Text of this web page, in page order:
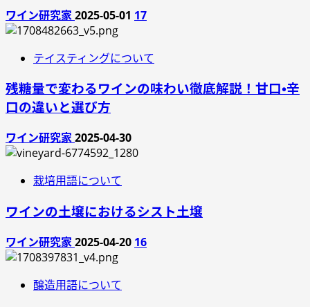
ワイン研究家2025-05-01 17
テイスティングについて
残糖量で変わるワインの味わい徹底解説！甘口・辛
口の違いと選び方
ワイン研究家2025-04-30
栽培用語について
ワインの土壌におけるシスト土壌
ワイン研究家2025-04-20 16
醸造用語について